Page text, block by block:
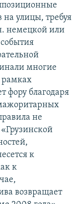
улицы, требуя
немецкой или
многие
рамках
фору благодаря
не
к
к
возвращает